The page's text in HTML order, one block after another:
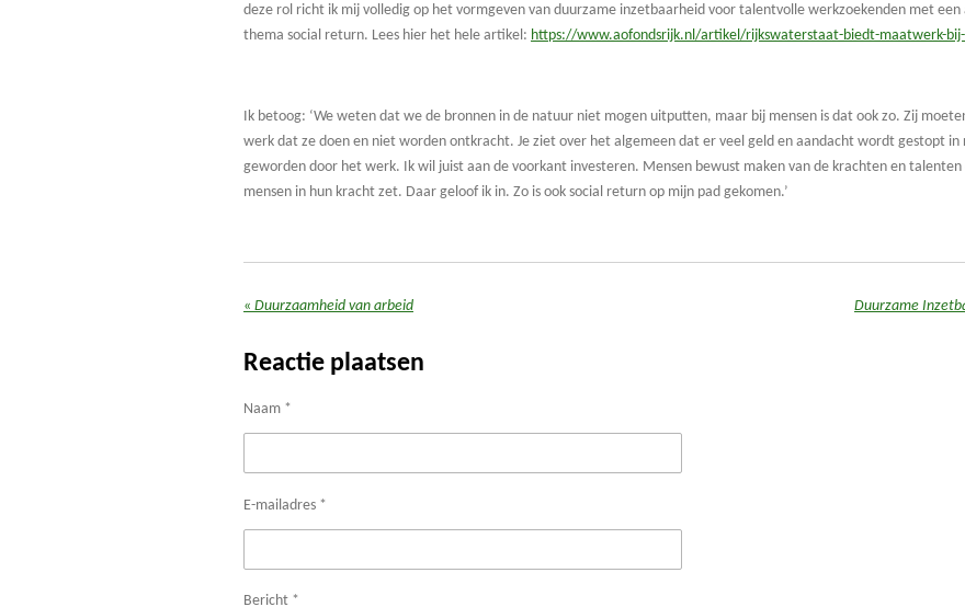
deze rol richt ik mij volledig op het vormgeven van duurzame inzetbaarheid voor talentvolle werkzoekenden met
thema social return. Lees hier het hele artikel: https://www.aofondsrijk.nl/artikel/rijkswaterstaat-biedt-maatwerk-
Ik betoog: ‘We weten dat we de bronnen in de natuur niet mogen uitputten, maar bij mensen is dat ook zo. Zij
werk dat ze doen en niet worden ontkracht. Je ziet over het algemeen dat er veel geld en aandacht wordt gestopt
geworden door het werk. Ik wil juist aan de voorkant investeren. Mensen bewust maken van de krachten en
mensen in hun kracht zet. Daar geloof ik in. Zo is ook social return op mijn pad gekomen.’
« Duurzaamheid van arbeid Duurzame
Reactie plaatsen
Naam *
E-mailadres *
Bericht *